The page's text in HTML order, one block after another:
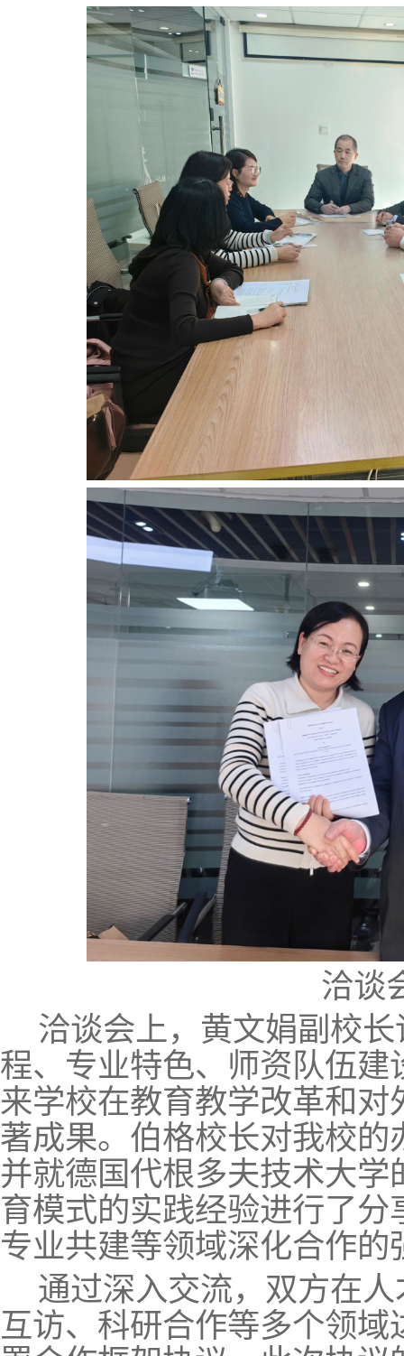
洽谈
洽谈会上，黄文娟副校
程、专业特色、师资队伍
来学校在教育教学改革和
著成果。伯格校长对我校
并就德国代根多夫技术大
育模式的实践经验进行了
专业共建等领域深化合作的
通过深入交流，双方在
互访、科研合作等多个领